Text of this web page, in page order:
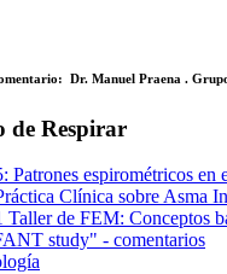
Dr. Manuel Praena .
de Respirar
Patrones espirométricos en
Clínica sobre Asma
Taller de FEM: Conceptos
study" - comentarios